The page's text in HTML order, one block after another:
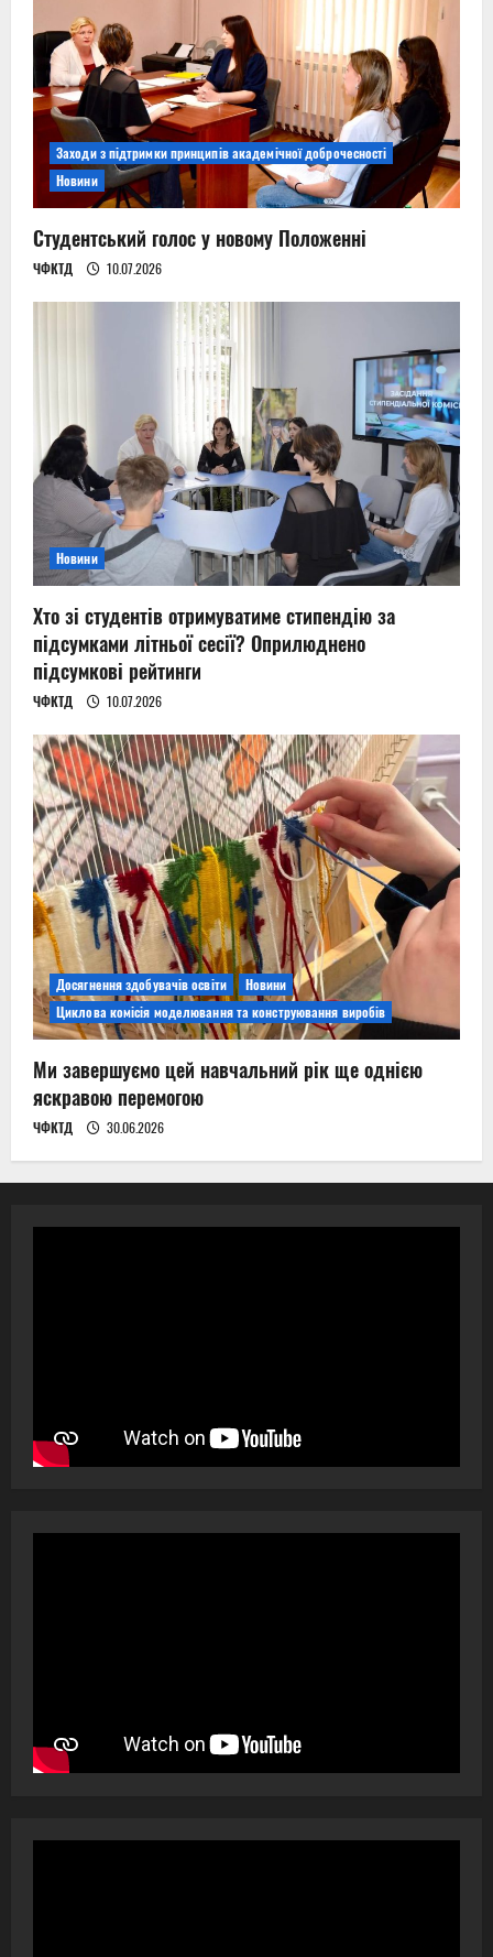
Заходи з підтримки принципів академічної доброчесності
Новини
Студентський голос у новому Положенні
ЧФКТД 10.07.2026
Новини
Хто зі студентів отримуватиме стипендію за
підсумками літньої сесії? Оприлюднено
підсумкові рейтинги
ЧФКТД 10.07.2026
Досягнення здобувачів освіти
Новини
Циклова комісія моделювання та конструювання виробів
Ми завершуємо цей навчальний рік ще однією
яскравою перемогою
ЧФКТД 30.06.2026